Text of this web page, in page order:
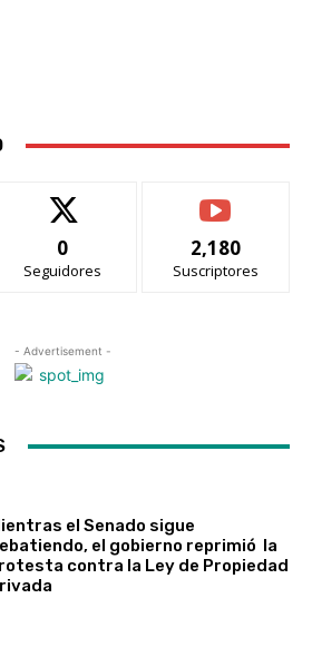
0
Seguidores
2,180
Suscriptores
- Advertisement -
el Senado sigue
el gobierno reprimió la
contra la Ley de Propiedad